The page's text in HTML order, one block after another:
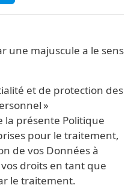
une majuscule a le sens
et de protection des
»
la présente Politique
pour le traitement,
de vos Données à
droits en tant que
le traitement.